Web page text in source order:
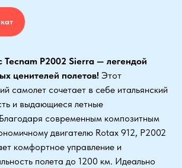
Tecnam P2002 Sierra — легендой
ценителей полетов! Этот
самолет сочетает в себе итальянский
и выдающиеся летные
современным композитным
двигателю Rotax 912, P2002
комфортное управление и
полета до 1200 км. Идеально